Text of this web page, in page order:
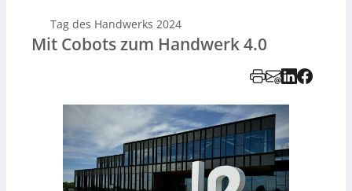
Tag des Handwerks 2024
Mit Cobots zum Handwerk 4.0